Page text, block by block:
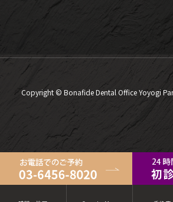
Copyright © Bonafide Dental Office Yoyogi